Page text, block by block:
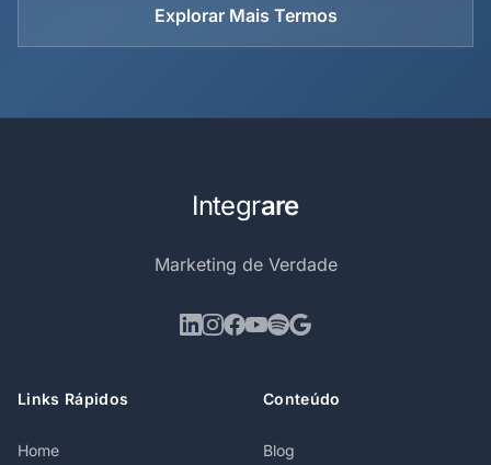
Explorar Mais Termos
Integrare
Marketing de Verdade
Links Rápidos
Home
Conteúdo
Blog